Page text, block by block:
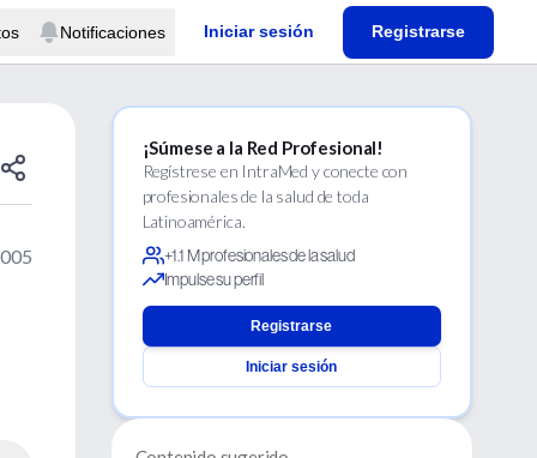
Notificaciones Iniciar sesión Registrarse
¡Súmese a la Red Profesional!
Regístrese en IntraMed y conecte con
profesionales de la salud de toda
Latinoamérica.
+1.1 M profesionales de la salud
Impulse su perfil
Registrarse
Iniciar sesión